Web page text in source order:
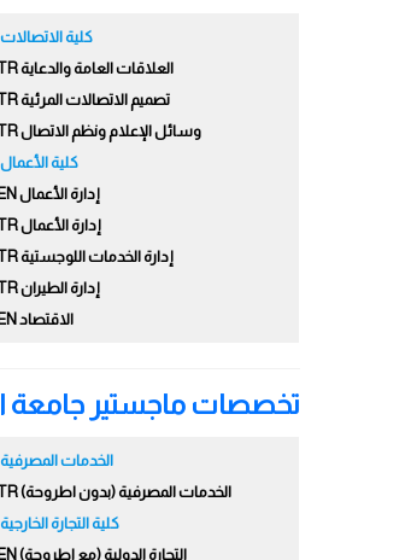
كلية الاتصالات
العلاقات العامة والدعاية TR
تصميم الاتصالات المرئية TR
وسائل الإعلام ونظم الاتصال TR
كلية الأعمال
إدارة الأعمال EN
إدارة الأعمال TR
إدارة الخدمات اللوجستية TR
إدارة الطيران TR
الاقتصاد EN
تخصصات ماجستير جامعة
الخدمات المصرفية
الخدمات المصرفية (بدون اطروحة) TR
كلية التجارة الخارجية
التجارة الدولية (مع اطروحة) EN